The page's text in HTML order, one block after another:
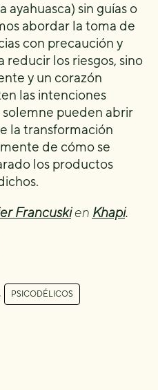
ayahuasca) sin guías o
abordar la toma de
con precaución y
reducir los riesgos, sino
y un corazón
las intenciones
pueden abrir
la transformación
de cómo se
los productos
Francuskien Khapi.
, PSICODÉLICOS